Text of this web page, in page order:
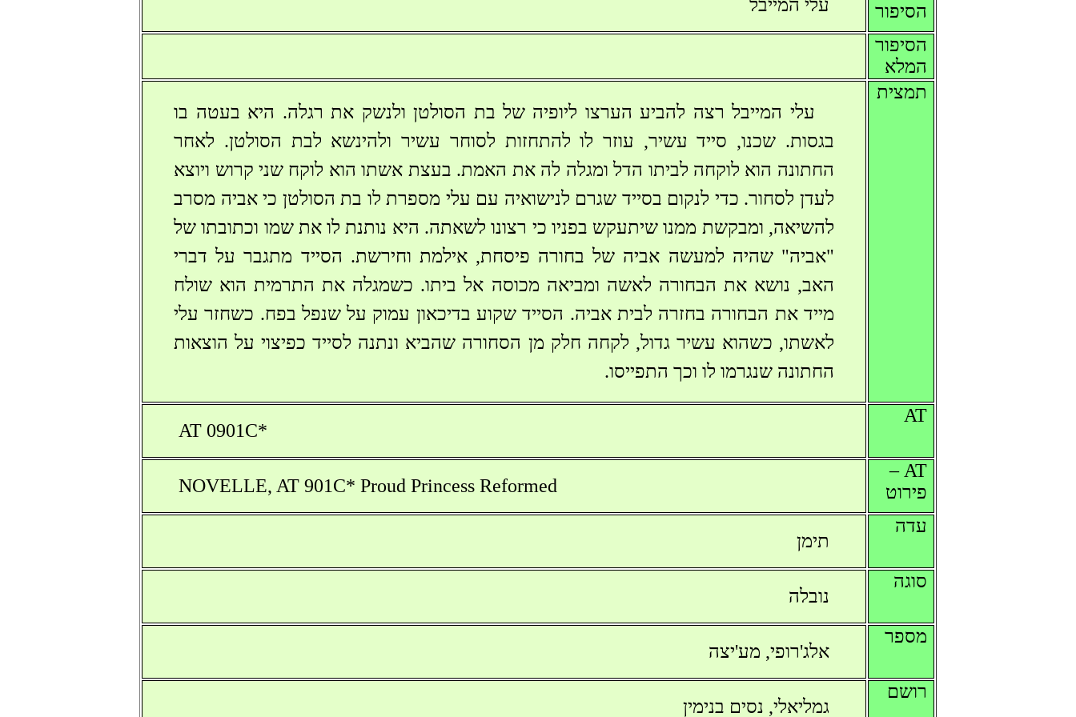
עלי המייבל
הסיפור
הסיפור
המלא
עלי המייבל רצה להביע הערצו ליופיה של בת הסולטן ולנשק את רגלה. היא בעטה בו
בגסות. שכנו, סייד עשיר, עוזר לו להתחזות לסוחר עשיר ולהינשא לבת הסולטן. לאחר
החתונה הוא לוקחה לביתו הדל ומגלה לה את האמת. בעצת אשתו הוא לוקח שני קרוש ויוצא
לעדן לסחור. כדי לנקום בסייד שגרם לנישואיה עם עלי מספרת לו בת הסולטן כי אביה מסרב
להשיאה, ומבקשת ממנו שיתעקש בפניו כי רצונו לשאתה. היא נותנת לו את שמו וכתובתו של
"אביה" שהיה למעשה אביה של בחורה פיסחת, אילמת וחירשת. הסייד מתגבר על דברי
האב, נושא את הבחורה לאשה ומביאה מכוסה אל ביתו. כשמגלה את התרמית הוא שולח
מייד את הבחורה בחזרה לבית אביה. הסייד שקוע בדיכאון עמוק על שנפל בפח. כשחזר עלי
לאשתו, כשהוא עשיר גדול, לקחה חלק מן הסחורה שהביא ונתנה לסייד כפיצוי על הוצאות
החתונה שנגרמו לו וכך התפייסו.
תמצית
AT 0901C*
AT
NOVELLE, AT 901C* Proud Princess Reformed
AT –
פירוט
תימן
עדה
נובלה
סוגה
אלג'רופי, מע'יצה
מספר
גמליאלי, נסים בנימין
רושם